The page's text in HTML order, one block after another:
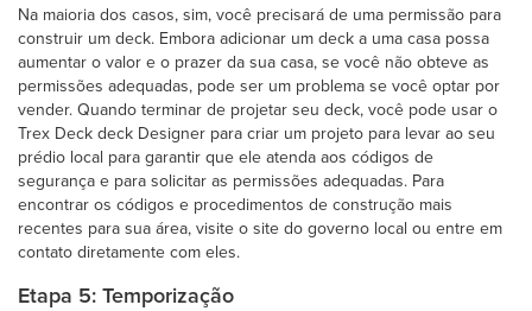
Na maioria dos casos, sim, você precisará de uma permissão para
construir um deck. Embora adicionar um deck a uma casa possa
aumentar o valor e o prazer da sua casa, se você não obteve as
permissões adequadas, pode ser um problema se você optar por
vender. Quando terminar de projetar seu deck, você pode usar o
Trex Deck deck Designer para criar um projeto para levar ao seu
prédio local para garantir que ele atenda aos códigos de
segurança e para solicitar as permissões adequadas. Para
encontrar os códigos e procedimentos de construção mais
recentes para sua área, visite o site do governo local ou entre em
contato diretamente com eles.
Etapa 5: Temporização